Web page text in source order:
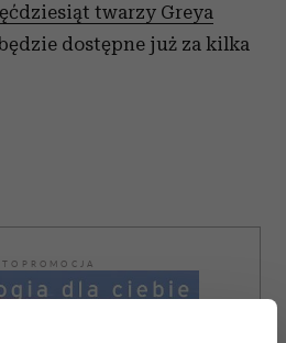
twarzy Greya
dostępne już za kilka